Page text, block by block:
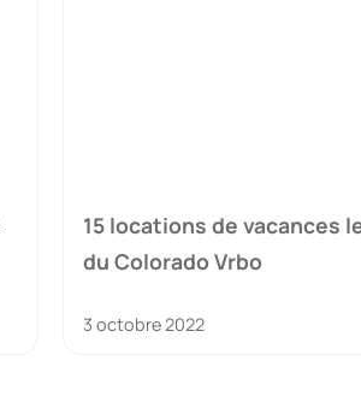
15 locations de vacances
du Colorado Vrbo
3 octobre 2022